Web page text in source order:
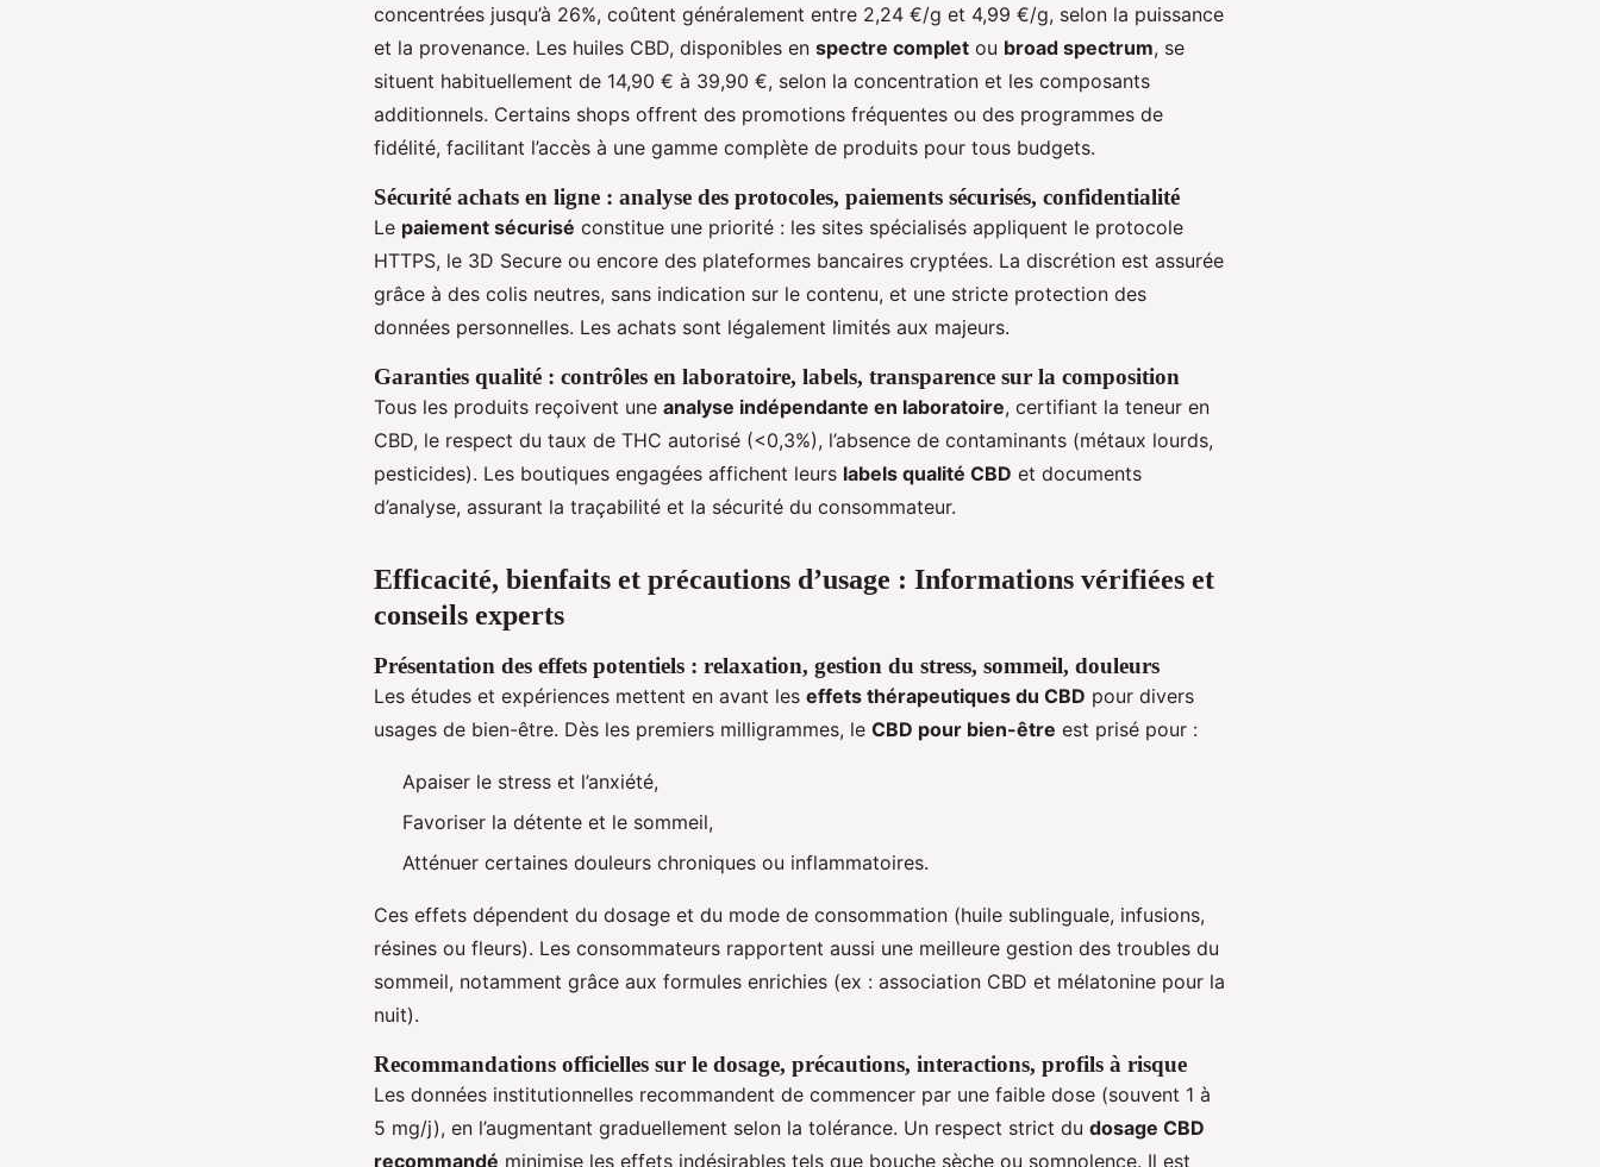
concentrées jusqu’à 26%, coûtent généralement entre 2,24 €/g et 4,99 €/g, selon la puissance
et la provenance. Les huiles CBD, disponibles en spectre complet ou broad spectrum, se
situent habituellement de 14,90 € à 39,90 €, selon la concentration et les composants
additionnels. Certains shops offrent des promotions fréquentes ou des programmes de
fidélité, facilitant l’accès à une gamme complète de produits pour tous budgets.
Sécurité achats en ligne : analyse des protocoles, paiements sécurisés, confidentialité
Le paiement sécurisé constitue une priorité : les sites spécialisés appliquent le protocole
HTTPS, le 3D Secure ou encore des plateformes bancaires cryptées. La discrétion est assurée
grâce à des colis neutres, sans indication sur le contenu, et une stricte protection des
données personnelles. Les achats sont légalement limités aux majeurs.
Garanties qualité : contrôles en laboratoire, labels, transparence sur la composition
Tous les produits reçoivent une analyse indépendante en laboratoire, certifiant la teneur en
CBD, le respect du taux de THC autorisé (<0,3%), l’absence de contaminants (métaux lourds,
pesticides). Les boutiques engagées affichent leurs labels qualité CBD et documents
d’analyse, assurant la traçabilité et la sécurité du consommateur.
Efficacité, bienfaits et précautions d’usage : Informations vérifiées et
conseils experts
Présentation des effets potentiels : relaxation, gestion du stress, sommeil, douleurs
Les études et expériences mettent en avant les effets thérapeutiques du CBD pour divers
usages de bien-être. Dès les premiers milligrammes, le CBD pour bien-être est prisé pour :
Apaiser le stress et l’anxiété,
Favoriser la détente et le sommeil,
Atténuer certaines douleurs chroniques ou inflammatoires.
Ces effets dépendent du dosage et du mode de consommation (huile sublinguale, infusions,
résines ou fleurs). Les consommateurs rapportent aussi une meilleure gestion des troubles du
sommeil, notamment grâce aux formules enrichies (ex : association CBD et mélatonine pour la
nuit).
Recommandations officielles sur le dosage, précautions, interactions, profils à risque
Les données institutionnelles recommandent de commencer par une faible dose (souvent 1 à
5 mg/j), en l’augmentant graduellement selon la tolérance. Un respect strict du dosage CBD
recommandé minimise les effets indésirables tels que bouche sèche ou somnolence. Il est